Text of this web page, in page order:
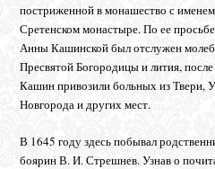
постриженной в монашество с
Сретенском монастыре. По ее
Анны Кашинской был отслужен
Пресвятой Богородицы и лития,
Кашин привозили больных из Твери,
Новгорода и других мест.
В 1645 году здесь побывал
боярин В. И. Стрешнев. Узнав о